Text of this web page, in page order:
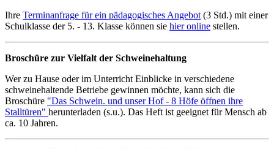
Ihre Terminanfrage für ein pädagogisches Angebot (3 Std.) mit einer
Schulklasse der 5. - 13. Klasse können sie hier online stellen.
Broschüre zur Vielfalt der Schweinehaltung
Wer zu Hause oder im Unterricht Einblicke in verschiedene
schweinehaltende Betriebe gewinnen möchte, kann sich die
Broschüre "Das Schwein. und unser Hof - 8 Höfe öffnen ihre
Stalltüren" herunterladen (s.u.). Das Heft ist geeignet für Mensch ab
ca. 10 Jahren.